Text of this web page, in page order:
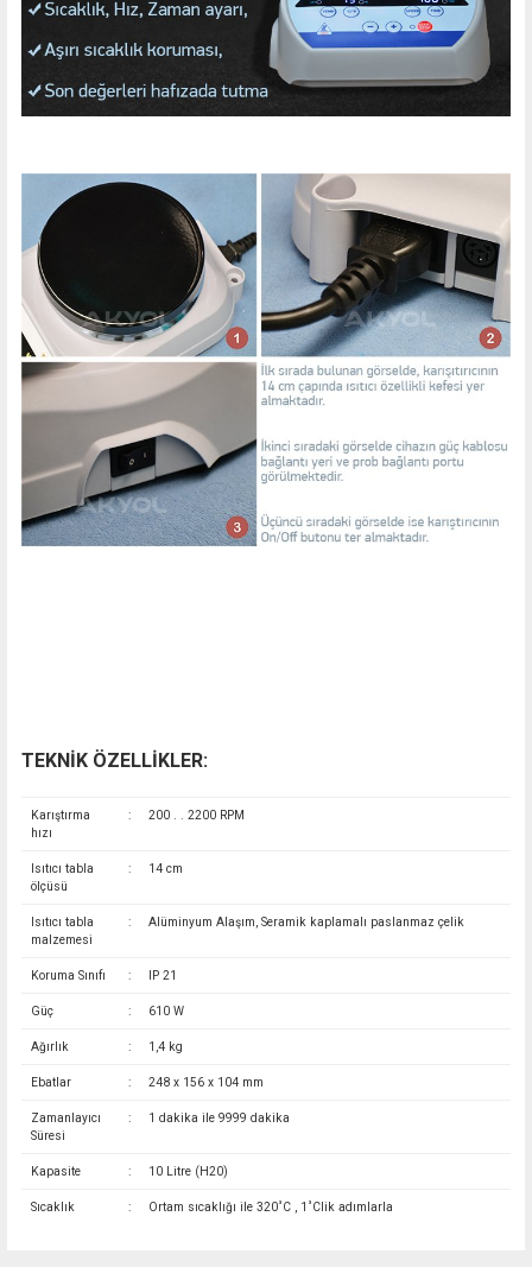
TEKNİK ÖZELLİKLER:
Karıştırma
hızı
: 200 . . 2200 RPM
Isıtıcı tabla
ölçüsü
: 14 cm
Isıtıcı tabla
malzemesi
: Alüminyum Alaşım, Seramik kaplamalı paslanmaz çelik
Koruma Sınıfı : IP 21
Güç : 610 W
Ağırlık : 1,4 kg
Ebatlar : 248 x 156 x 104 mm
Zamanlayıcı
Süresi
: 1 dakika ile 9999 dakika
Kapasite : 10 Litre (H20)
Sıcaklık : Ortam sıcaklığı ile 320˚C , 1˚Clik adımlarla